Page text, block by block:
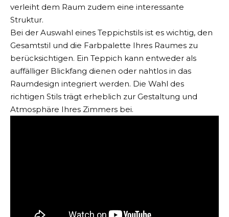
verleiht dem Raum zudem eine interessante
Struktur.
Bei der Auswahl eines Teppichstils ist es wichtig, den
Gesamtstil und die Farbpalette Ihres Raumes zu
berücksichtigen. Ein Teppich kann entweder als
auffälliger Blickfang dienen oder nahtlos in das
Raumdesign integriert werden. Die Wahl des
richtigen Stils trägt erheblich zur Gestaltung und
Atmosphäre Ihres Zimmers bei.